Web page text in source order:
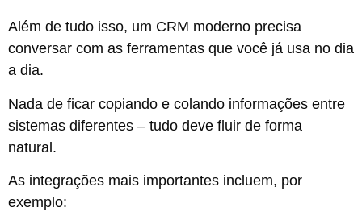
Além de tudo isso, um CRM moderno precisa
conversar com as ferramentas que você já usa no dia
a dia.
Nada de ficar copiando e colando informações entre
sistemas diferentes – tudo deve fluir de forma
natural.
As integrações mais importantes incluem, por
exemplo: